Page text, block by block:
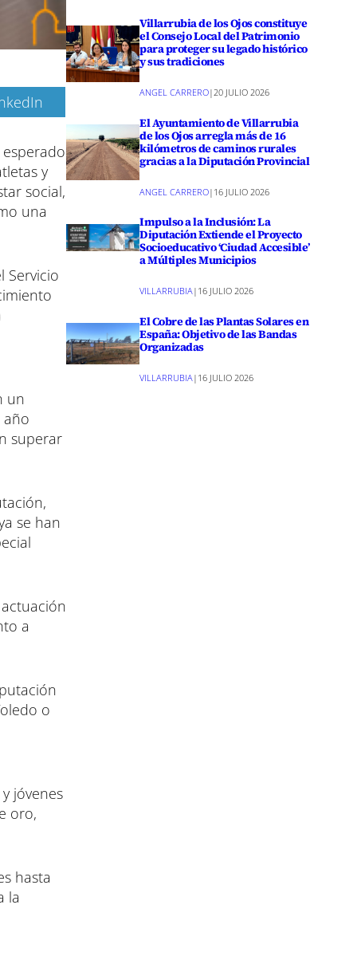
y
social,
una
Servicio
un
año
superar
se han
a
o
jóvenes
oro,
hasta
la
Villarrubia de los Ojos constituye
el Consejo Local del Patrimonio
para proteger su legado histórico
y sus tradiciones
ANGEL CARRERO| 20 JULIO 2026
El Ayuntamiento de Villarrubia
de los Ojos arregla más de 16
kilómetros de caminos rurales
gracias a la Diputación Provincial
ANGEL CARRERO| 16 JULIO 2026
Impulso a la Inclusión: La
Diputación Extiende el Proyecto
Socioeducativo ‘Ciudad Accesible’
a Múltiples Municipios
VILLARRUBIA| 16 JULIO 2026
El Cobre de las Plantas Solares en
España: Objetivo de las Bandas
Organizadas
VILLARRUBIA | 16 JULIO 2026